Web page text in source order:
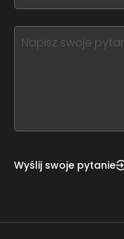
blank
this,
leave
Wyślij swoje pytanie